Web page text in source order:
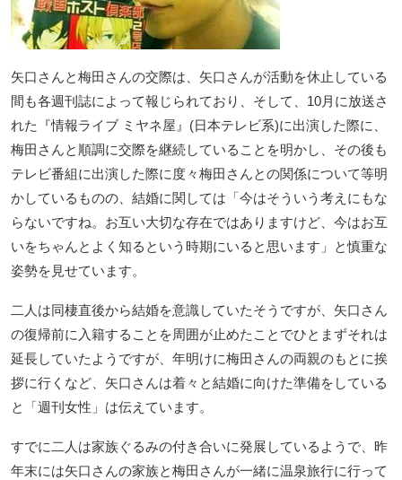
矢口さんと梅田さんの交際は、矢口さんが活動を休止している
間も各週刊誌によって報じられており、そして、10月に放送さ
れた『情報ライブ ミヤネ屋』(日本テレビ系)に出演した際に、
梅田さんと順調に交際を継続していることを明かし、その後も
テレビ番組に出演した際に度々梅田さんとの関係について等明
かしているものの、結婚に関しては「今はそういう考えにもな
らないですね。お互い大切な存在ではありますけど、今はお互
いをちゃんとよく知るという時期にいると思います」と慎重な
姿勢を見せています。
二人は同棲直後から結婚を意識していたそうですが、矢口さん
の復帰前に入籍することを周囲が止めたことでひとまずそれは
延長していたようですが、年明けに梅田さんの両親のもとに挨
拶に行くなど、矢口さんは着々と結婚に向けた準備をしている
と「週刊女性」は伝えています。
すでに二人は家族ぐるみの付き合いに発展しているようで、昨
年末には矢口さんの家族と梅田さんが一緒に温泉旅行に行って